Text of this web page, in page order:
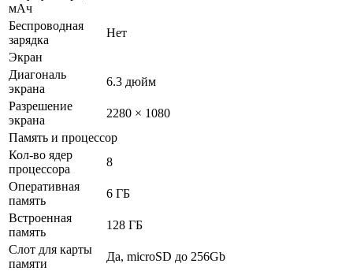
мАч
Беспроводная
зарядка
Нет
Экран
Диагональ
экрана
6.3 дюйм
Разрешение
экрана
2280 × 1080
Память и процессор
Кол-во ядер
процессора
8
Оперативная
память
6 ГБ
Встроенная
память
128 ГБ
Слот для карты
памяти
Да, microSD до 256Gb